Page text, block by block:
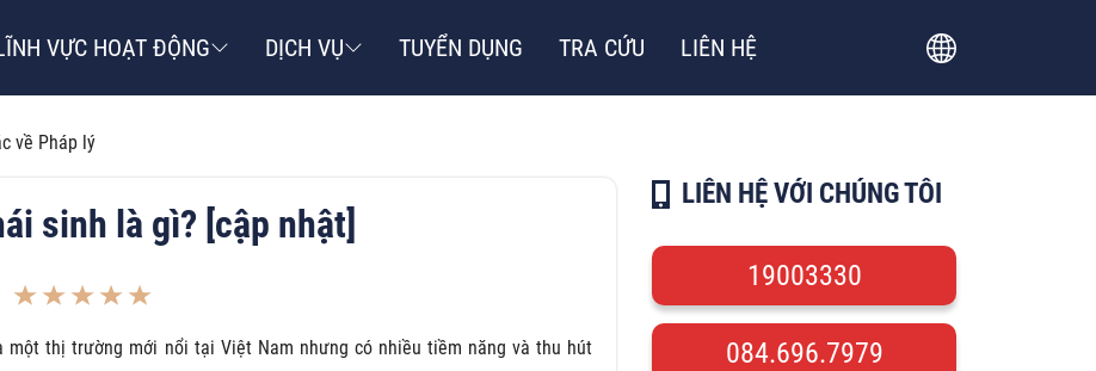
VỰC HOẠT ĐỘNG DỊCH VỤ TUYỂN DỤNG TRA CỨU LIÊN HỆ
về Pháp lý
sinh là gì? [cập nhật]
một thị trường mới nổi tại Việt Nam nhưng có nhiều tiềm năng và thu hút
LIÊN HỆ VỚI CHÚNG TÔI
19003330
084.696.7979